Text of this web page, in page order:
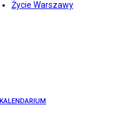
Życie Warszawy
KALENDARIUM